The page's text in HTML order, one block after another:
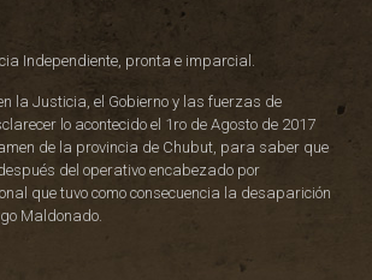
Independiente, pronta e imparcial.
la Justicia, el Gobierno y las fuerzas de
lo acontecido el 1ro de Agosto de 2017
de la provincia de Chubut, para saber que
del operativo encabezado por
que tuvo como consecuencia la desaparición
Maldonado.